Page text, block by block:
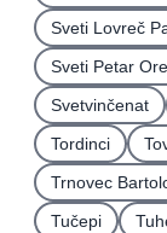
Sveti Lovreč
Sveti Petar
Svetvinčenat
Tordinci
Trnovec
Tučepi